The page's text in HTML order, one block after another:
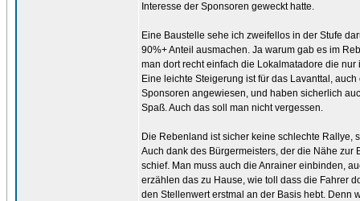
Interesse der Sponsoren geweckt hatte.
Eine Baustelle sehe ich zweifellos in der Stufe
90%+ Anteil ausmachen. Ja warum gab es im
man dort recht einfach die Lokalmatadore die
Eine leichte Steigerung ist für das Lavanttal,
Sponsoren angewiesen, und haben sicherlich
Spaß. Auch das soll man nicht vergessen.
Die Rebenland ist sicher keine schlechte Rallye,
Auch dank des Bürgermeisters, der die Nähe
schief. Man muss auch die Anrainer einbinden,
erzählen das zu Hause, wie toll dass die Fahrer
den Stellenwert erstmal an der Basis hebt. Denn